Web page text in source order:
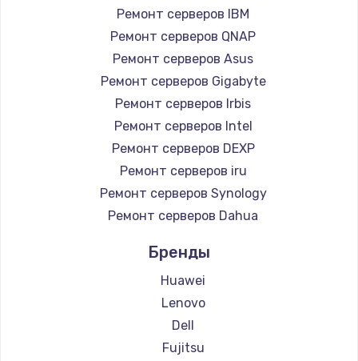
Ремонт серверов IBM
Ремонт серверов QNAP
Ремонт серверов Asus
Ремонт серверов Gigabyte
Ремонт серверов Irbis
Ремонт серверов Intel
Ремонт серверов DEXP
Ремонт серверов iru
Ремонт серверов Synology
Ремонт серверов Dahua
Бренды
Huawei
Lenovo
Dell
Fujitsu